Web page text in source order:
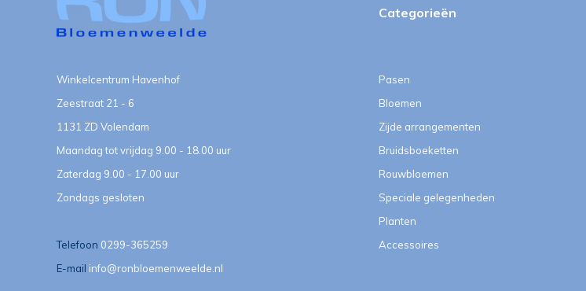
Winkelcentrum Havenhof
Zeestraat 21 - 6
1131 ZD Volendam
Maandag tot vrijdag 9.00 - 18.00 uur
Zaterdag 9.00 - 17.00 uur
Zondags gesloten
Telefoon 0299-365259
E-mail info@ronbloemenweelde.nl
Categorieën
Pasen
Bloemen
Zijde arrangementen
Bruidsboeketten
Rouwbloemen
Speciale gelegenheden
Planten
Accessoires